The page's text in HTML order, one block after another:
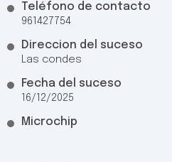
Teléfono de contacto
961427754
Direccion del suceso
Las condes
Fecha del suceso
16/12/2025
Microchip